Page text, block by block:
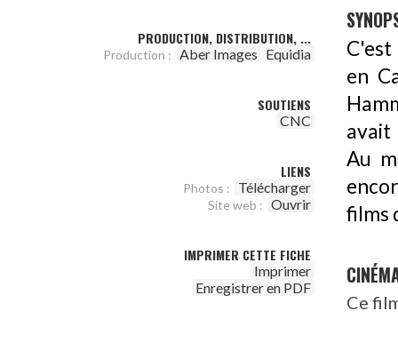
PRODUCTION, DISTRIBUTION, ...
Production : Aber Images Equidia
SOUTIENS
CNC
LIENS
Photos : Télécharger
Site web : Ouvrir
IMPRIMER CETTE FICHE
Imprimer
Enregistrer en PDF
en
avait
Au
films
Ce